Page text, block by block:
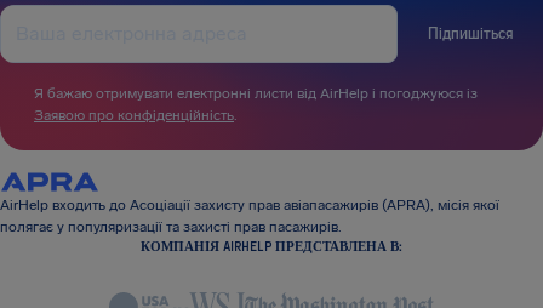
Підпишіться
Я бажаю отримувати електронні листи від AirHelp і погоджуюся із
Заявою про конфіденційність.
AirHelp входить до Асоціації захисту прав авіапасажирів (APRA), місія якої
полягає у популяризації та захисті прав пасажирів.
КОМПАНІЯ AIRHELP ПРЕДСТАВЛЕНА В: